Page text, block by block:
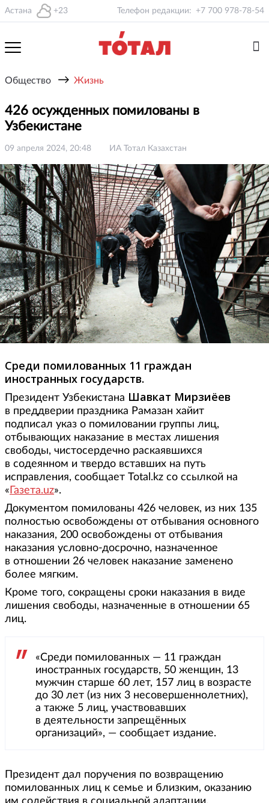
Астана +23 Телефон редакции: +7 700 978-78-54
Общество → Жизнь
426 осужденных помилованы в
Узбекистане
09 апреля 2024, 20:48 ИА Тотал Казахстан
Среди помилованных 11 граждан
иностранных государств.
Президент Узбекистана Шавкат Мирзиёев
в преддверии праздника Рамазан хайит
подписал указ о помиловании группы лиц,
отбывающих наказание в местах лишения
свободы, чистосердечно раскаявшихся
в содеянном и твердо вставших на путь
исправления, сообщает Total.kz со ссылкой на
« Газета.uz».
Документом помилованы 426 человек, из них 135
полностью освобождены от отбывания основного
наказания, 200 освобождены от отбывания
наказания условно-досрочно, назначенное
в отношении 26 человек наказание заменено
более мягким.
Кроме того, сокращены сроки наказания в виде
лишения свободы, назначенные в отношении 65
лиц.
«Среди помилованных — 11 граждан
иностранных государств, 50 женщин, 13
мужчин старше 60 лет, 157 лиц в возрасте
до 30 лет (из них 3 несовершеннолетних),
а также 5 лиц, участвовавших
в деятельности запрещённых
организаций», — сообщает издание.
Президент дал поручения по возвращению
помилованных лиц к семье и близким, оказанию